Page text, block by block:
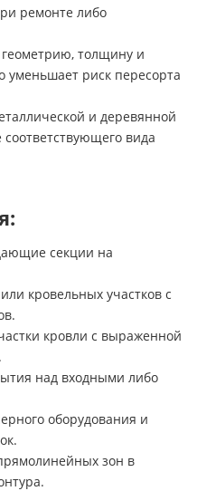
ремонте либо
толщину и
уменьшает риск пересорта
и деревянной
вида
секции на
кровельных участков с
кровли с выраженной
над входными либо
оборудования и
зон в